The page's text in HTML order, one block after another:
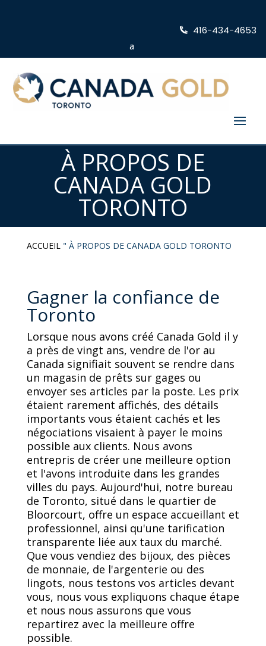
416-434-4653
À PROPOS DE
CANADA GOLD
TORONTO
ACCUEIL" À PROPOS DE CANADA GOLD TORONTO
Gagner la confiance de
Toronto
Lorsque nous avons créé Canada Gold il y
a près de vingt ans, vendre de l'or au
Canada signifiait souvent se rendre dans
un magasin de prêts sur gages ou
envoyer ses articles par la poste. Les prix
étaient rarement affichés, des détails
importants vous étaient cachés et les
négociations visaient à payer le moins
possible aux clients. Nous avons
entrepris de créer une meilleure option
et l'avons introduite dans les grandes
villes du pays. Aujourd'hui, notre bureau
de Toronto, situé dans le quartier de
Bloorcourt, offre un espace accueillant et
professionnel, ainsi qu'une tarification
transparente liée aux taux du marché.
Que vous vendiez des bijoux, des pièces
de monnaie, de l'argenterie ou des
lingots, nous testons vos articles devant
vous, nous vous expliquons chaque étape
et nous nous assurons que vous
repartirez avec la meilleure offre
possible.